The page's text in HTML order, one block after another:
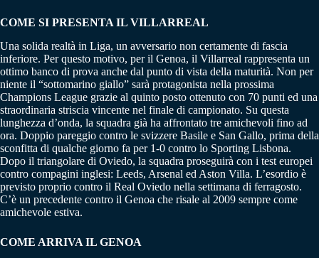
COME SI PRESENTA IL VILLARREAL
Una solida realtà in Liga, un avversario non certamente di fascia
inferiore. Per questo motivo, per il Genoa, il Villarreal rappresenta un
ottimo banco di prova anche dal punto di vista della maturità. Non per
niente il “sottomarino giallo” sarà protagonista nella prossima
Champions League grazie al quinto posto ottenuto con 70 punti ed una
straordinaria striscia vincente nel finale di campionato. Su questa
lunghezza d’onda, la squadra già ha affrontato tre amichevoli fino ad
ora. Doppio pareggio contro le svizzere Basile e San Gallo, prima della
sconfitta di qualche giorno fa per 1-0 contro lo Sporting Lisbona.
Dopo il triangolare di Oviedo, la squadra proseguirà con i test europei
contro compagini inglesi: Leeds, Arsenal ed Aston Villa. L’esordio è
previsto proprio contro il Real Oviedo nella settimana di ferragosto.
C’è un precedente contro il Genoa che risale al 2009 sempre come
amichevole estiva.
COME ARRIVA IL GENOA